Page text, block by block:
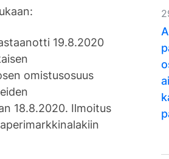
19.8.2020
omistusosuus
18.8.2020. Ilmoitus